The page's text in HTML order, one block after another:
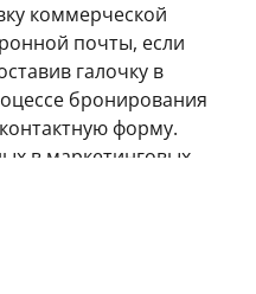
коммерческой
почты, если
галочку в
бронирования
форму.
в маркетинговых